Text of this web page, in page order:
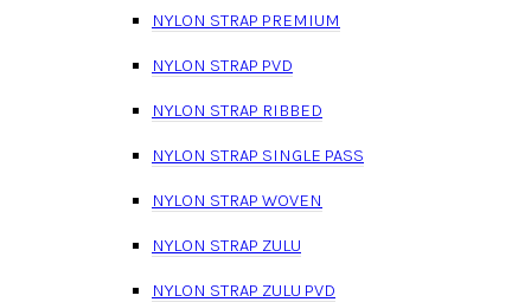
NYLON STRAP PREMIUM
NYLON STRAP PVD
NYLON STRAP RIBBED
NYLON STRAP SINGLE PASS
NYLON STRAP WOVEN
NYLON STRAP ZULU
NYLON STRAP ZULU PVD